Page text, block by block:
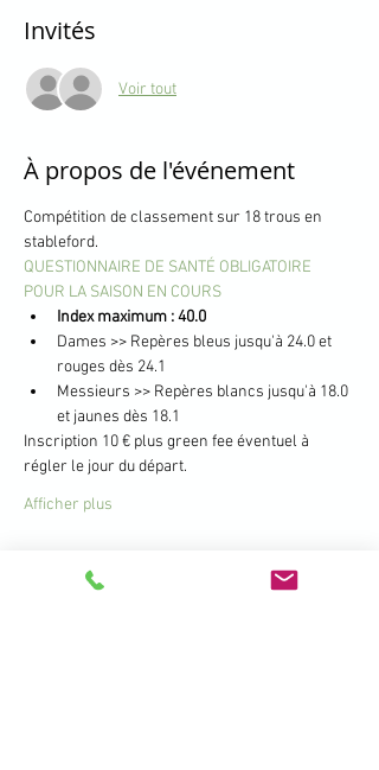
Invités
Voir tout
À propos de l'événement
Compétition de classement sur 18 trous en
stableford.
QUESTIONNAIRE DE SANTÉ OBLIGATOIRE
POUR LA SAISON EN COURS
Index maximum : 40.0
Dames >> Repères bleus jusqu'à 24.0 et
rouges dès 24.1
Messieurs >> Repères blancs jusqu'à 18.0
et jaunes dès 18.1
Inscription 10 € plus green fee éventuel à
régler le jour du départ.
Afficher plus